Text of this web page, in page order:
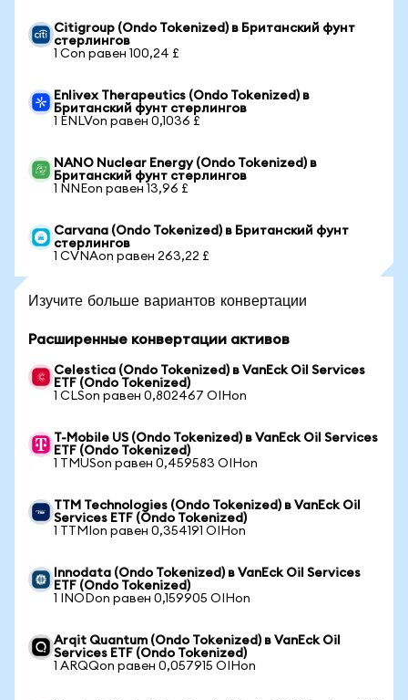
Citigroup (Ondo Tokenized) в Британский фунт
стерлингов
1 Con равен 100,24 £
Enlivex Therapeutics (Ondo Tokenized) в
Британский фунт стерлингов
1 ENLVon равен 0,1036 £
NANO Nuclear Energy (Ondo Tokenized) в
Британский фунт стерлингов
1 NNEon равен 13,96 £
Carvana (Ondo Tokenized) в Британский фунт
стерлингов
1 CVNAon равен 263,22 £
Изучите больше вариантов конвертации
Расширенные конвертации активов
Celestica (Ondo Tokenized) в VanEck Oil Services
ETF (Ondo Tokenized)
1 CLSon равен 0,802467 OIHon
T-Mobile US (Ondo Tokenized) в VanEck Oil Services
ETF (Ondo Tokenized)
1 TMUSon равен 0,459583 OIHon
TTM Technologies (Ondo Tokenized) в VanEck Oil
Services ETF (Ondo Tokenized)
1 TTMIon равен 0,354191 OIHon
Innodata (Ondo Tokenized) в VanEck Oil Services
ETF (Ondo Tokenized)
1 INODon равен 0,159905 OIHon
Arqit Quantum (Ondo Tokenized) в VanEck Oil
Services ETF (Ondo Tokenized)
1 ARQQon равен 0,057915 OIHon